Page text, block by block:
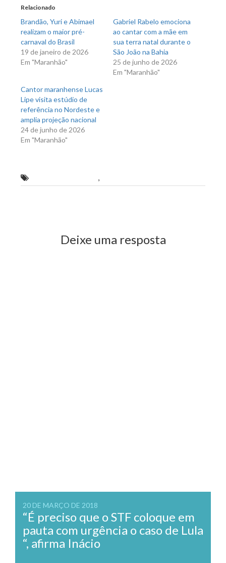
nova
janela)
Relacionado
Brandão, Yuri e Abimael
realizam o maior pré-
carnaval do Brasil
19 de janeiro de 2026
Em "Maranhão"
Gabriel Rabelo emociona
ao cantar com a mãe em
sua terra natal durante o
São João na Bahia
25 de junho de 2026
Em "Maranhão"
Cantor maranhense Lucas
Lipe visita estúdio de
referência no Nordeste e
amplia projeção nacional
24 de junho de 2026
Em "Maranhão"
,
Deixe uma resposta
20 DE MARÇO DE 2018
“É preciso que o STF coloque em
pauta com urgência o caso de Lula
“, afirma Inácio